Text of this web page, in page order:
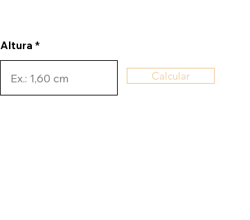
Altura
Calcular